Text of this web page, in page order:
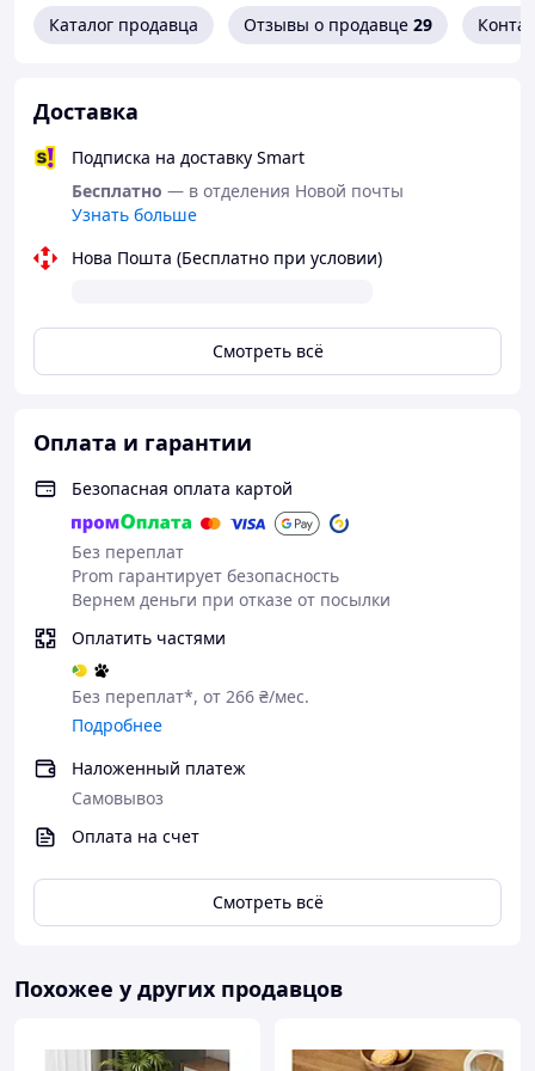
вечори.
відрізнятись від реального.
Переглянути весь асортмент скатертин можна
Телефонуйте +38 (067) 967 22 08
Як придбати Товар в інтернет магазині
Зробіть
замовленн
Очікуйте
дзвінка
Оплатіть
Отримайте
Чому варто купувати Товар в
нашому інтернет-магазині?
Якість
Каталог продавца Отзывы о продавце 29
Доставка
Подписка на доставку Smart
Бесплатно — в отделения Новой почты
Узнать больше
Нова Пошта (Бесплатно при условии)
Смотреть всё
Оплата и гарантии
Безопасная оплата картой
Без переплат
Prom гарантирует безопасность
Вернем деньги при отказе от посылки
Оплатить частями
Без переплат*, от 266 ₴/мес.
Подробнее
Наложенный платеж
Самовывоз
Оплата на счет
Смотреть всё
Похожее у других продавцов